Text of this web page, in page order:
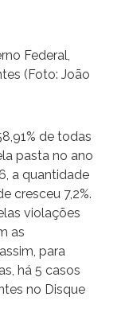
Federal,
(Foto: João
de todas
pasta no ano
a quantidade
cresceu 7,2%.
violações
as
para
há 5 casos
no Disque